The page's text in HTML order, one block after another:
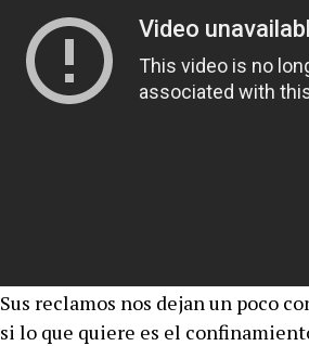
Sus reclamos nos dejan un poco
si lo que quiere es el